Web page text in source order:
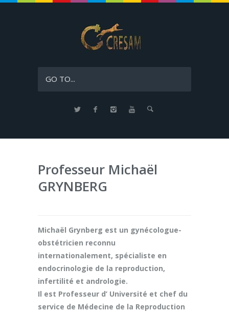
GO TO...
Professeur Michaël
GRYNBERG
Michaël Grynberg est un gynécologue-
obstétricien reconnu
internationalement, spécialiste en
endocrinologie de la reproduction,
infertilité et andrologie.
Il est Professeur d’ Université et chef du
service de Médecine de la Reproduction